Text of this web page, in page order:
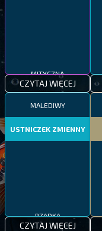
MITYCZNA
CZYTAJ WIĘCEJ
MALEDIWY
USTNICZEK ZMIENNY
RZADKA
CZYTAJ WIĘCEJ